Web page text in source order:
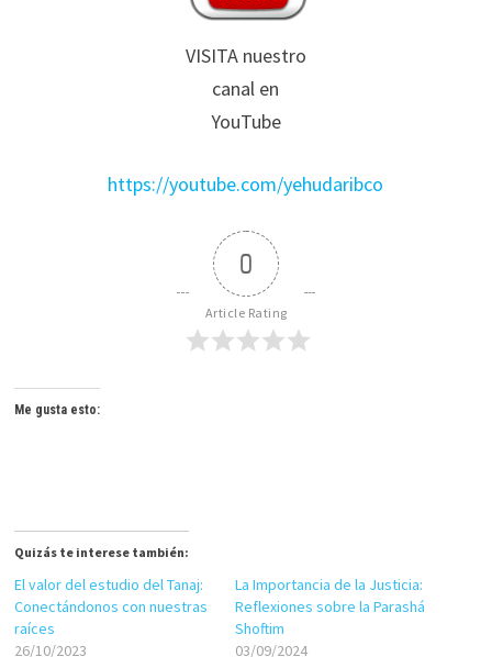
VISITA nuestro
canal en
YouTube
https://youtube.com/yehudaribco
0
Article Rating
Me gusta esto:
Quizás te interese también:
El valor del estudio del Tanaj:
Conectándonos con nuestras
raíces
26/10/2023
La Importancia de la Justicia:
Reflexiones sobre la Parashá
Shoftim
03/09/2024